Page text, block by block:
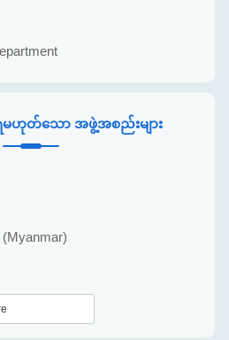
ဟုတ်သော အဖွဲ့အစည်းများ
(Myanmar)